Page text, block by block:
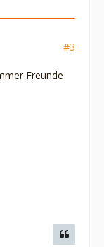
#3
Freunde